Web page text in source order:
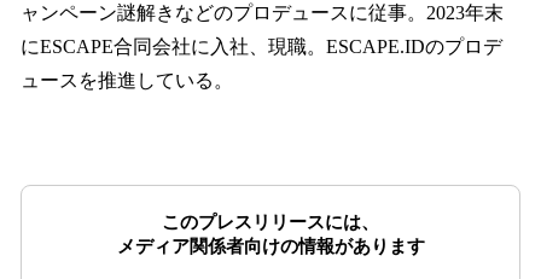
ャンペーン謎解きなどのプロデュースに従事。2023年末
にESCAPE合同会社に入社、現職。ESCAPE.IDのプロデ
ュースを推進している。
このプレスリリースには、
メディア関係者向けの情報があります